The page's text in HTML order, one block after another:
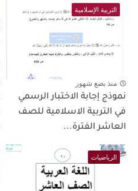
التربية الإسلامية
منذ بضع شهور
نموذج إجابة الاختبار الرسمي
في التربية الاسلامية للصف
العاشر الفترة...
الرياضيات